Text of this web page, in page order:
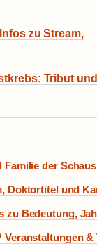
zu Stream,
Tribut und
Familie der
Doktortitel und
zu Bedeutung,
Veranstaltungen &